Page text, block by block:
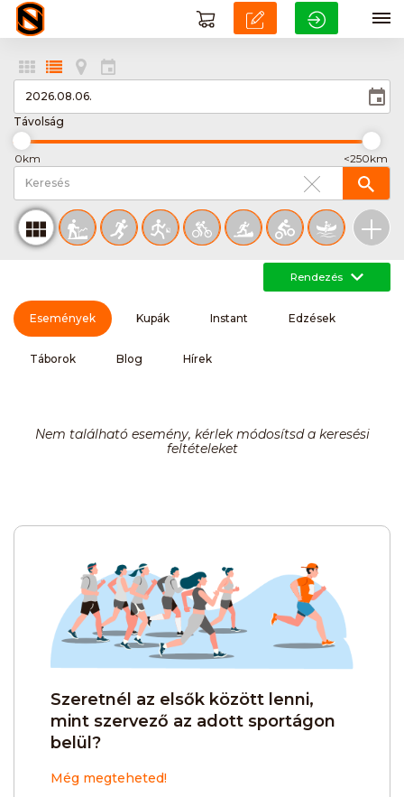
Távolság
0km <250km
Rendezés
Események Kupák Instant Edzések
Táborok Blog Hírek
Nem található esemény, kérlek módosítsd a keresési
feltételeket
Szeretnél az elsők között lenni,
mint szervező az adott sportágon
belül?
Még megteheted!